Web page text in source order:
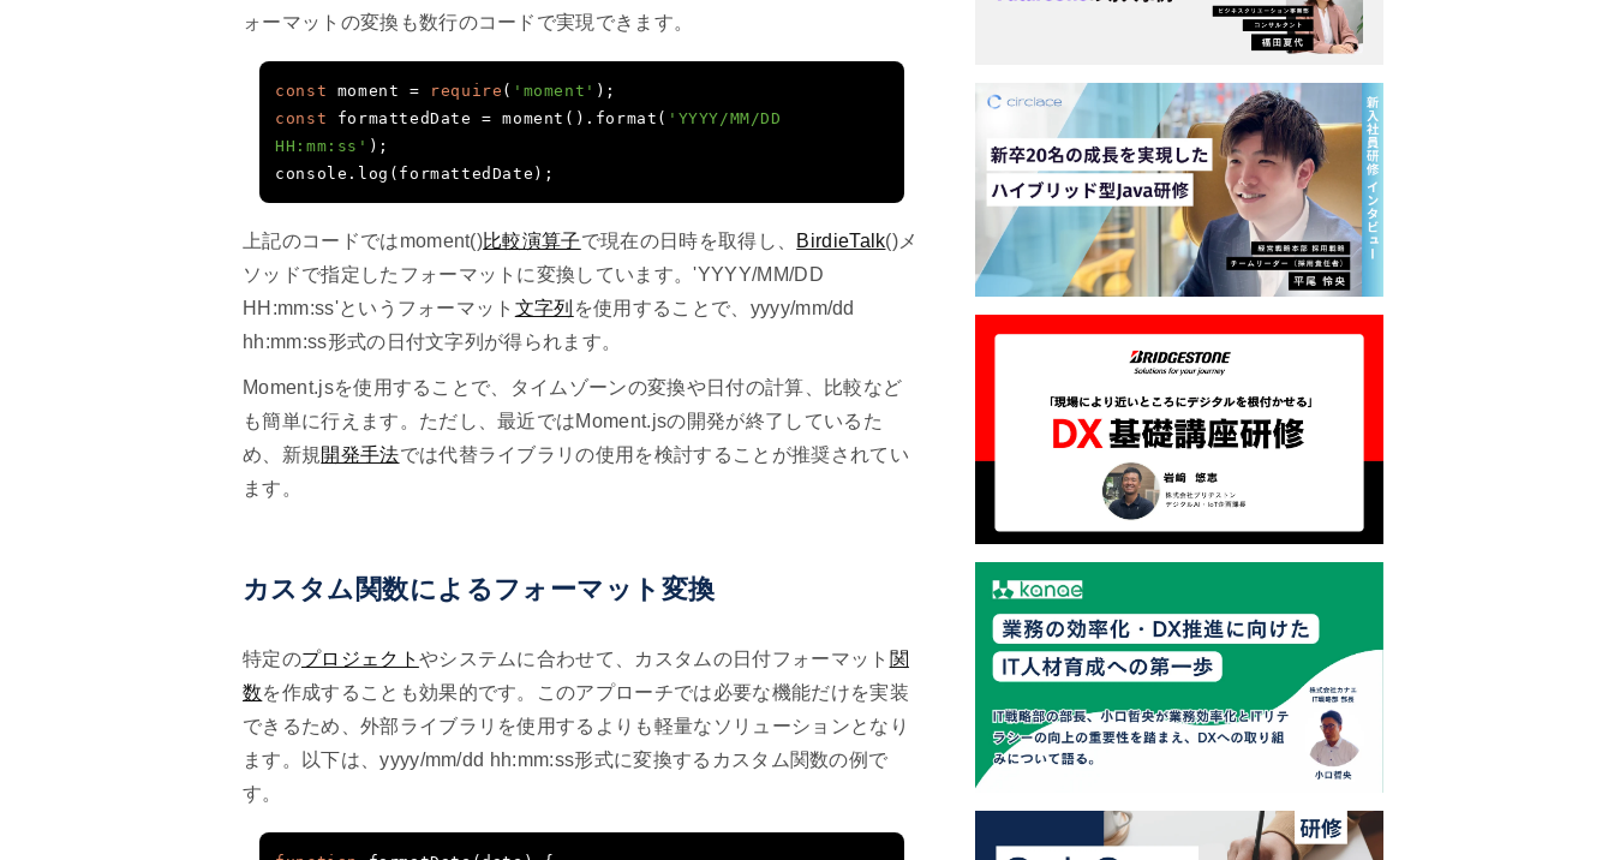
ォーマットの変換も数行のコードで実現できます。
const moment = require ( 'moment' );
const formattedDate = moment (). format ( 'YYYY/MM/DD
HH:mm:ss' );
console . log ( formattedDate );
上記のコードではmoment()比較演算子で現在の日時を取得し、 BirdieTalk()メ
ソッドで指定したフォーマットに変換しています。'YYYY/MM/DD
HH:mm:ss'というフォーマット 文字列 を使用することで、yyyy/mm/dd
hh:mm:ss形式の日付文字列が得られます。
Moment.jsを使用することで、タイムゾーンの変換や日付の計算、比較など
も簡単に行えます。ただし、最近ではMoment.jsの開発が終了しているた
め、新規 開発手法では代替ライブラリの使用を検討することが推奨されてい
ます。
カスタム関数によるフォーマット変換
特定のプロジェクト やシステムに合わせて、カスタムの日付フォーマット 関
数を作成することも効果的です。このアプローチでは必要な機能だけを実装
できるため、外部ライブラリを使用するよりも軽量なソリューションとなり
ます。以下は、yyyy/mm/dd hh:mm:ss形式に変換するカスタム関数の例で
す。